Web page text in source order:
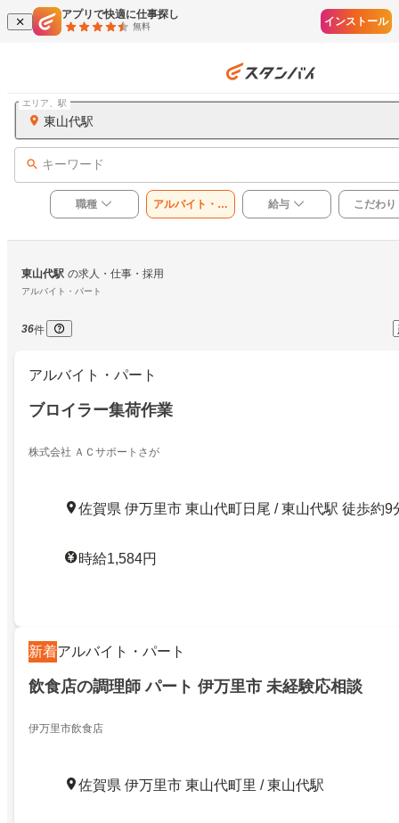
アプリで快適に仕事探し
無料 インストール
東山代駅
エリア、駅
キーワード
職種
アルバイト・パ
ート
給与 こだわり
東山代駅 の求人・仕事・採用
アルバイト・パート
36件
アルバイト・パート
ブロイラー集荷作業
株式会社 ＡＣサポートさが
佐賀県 伊万里市 東山代町日尾 / 東山代駅 徒歩約9
時給1,584円
新着アルバイト・パート
飲食店の調理師 パート 伊万里市 未経験応相談
伊万里市飲食店
佐賀県 伊万里市 東山代町里 / 東山代駅